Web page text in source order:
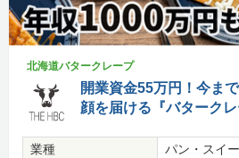
北海道バタークレープ
開業資金55万円！今ま
顔を届ける『バタークレ
業種
パン・スイ